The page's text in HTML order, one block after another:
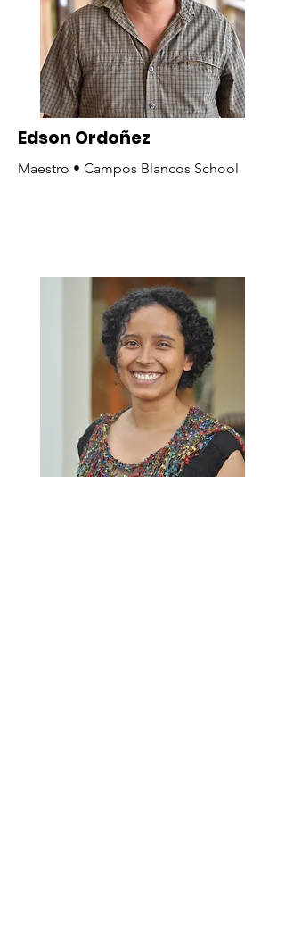
Edson Ordoñez
Maestro • Campos Blancos School